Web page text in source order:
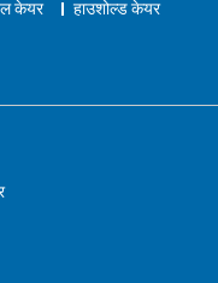
केयर हाउशोल्ड केयर